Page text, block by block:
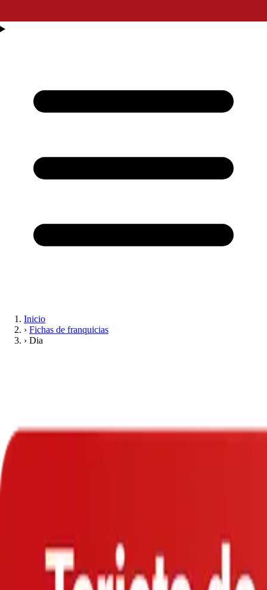
Inicio
› Fichas de franquicias
› Dia